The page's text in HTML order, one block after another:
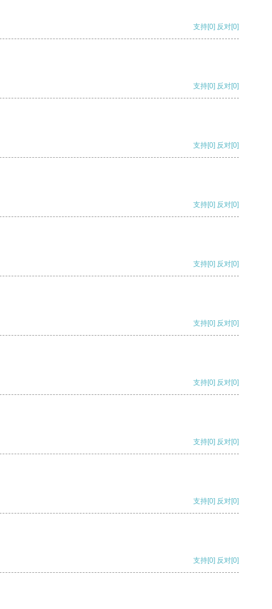
支持[0] 反对[0]
支持[0] 反对[0]
支持[0] 反对[0]
支持[0] 反对[0]
支持[0] 反对[0]
支持[0] 反对[0]
支持[0] 反对[0]
支持[0] 反对[0]
支持[0] 反对[0]
支持[0] 反对[0]